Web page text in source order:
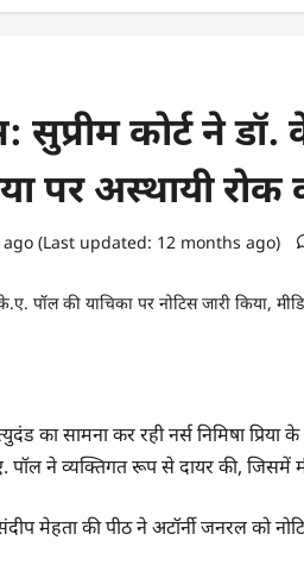
सुप्रीम कोर्ट ने
पर अस्थायी रोक
(Last updated: 12 months ago)
का सामना कर रही नर्स निमिषा
पॉल ने व्यक्तिगत रूप से दायर की,
संदीप मेहता की पीठ ने अटॉर्नी जनरल